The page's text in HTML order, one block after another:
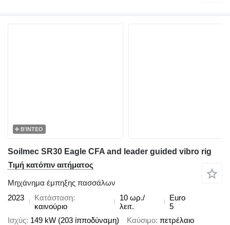
ΒΊΝΤΕΟ
Soilmec SR30 Eagle CFA and leader guided vibro rig
Τιμή κατόπιν αιτήματος
Μηχάνημα έμπηξης πασσάλων
2023
Κατάσταση
καινούριο
10 ωρ./
λειτ.
Euro
5
Ισχύς 149 kW (203 ίπποδύναμη) Καύσιμο πετρέλαιο